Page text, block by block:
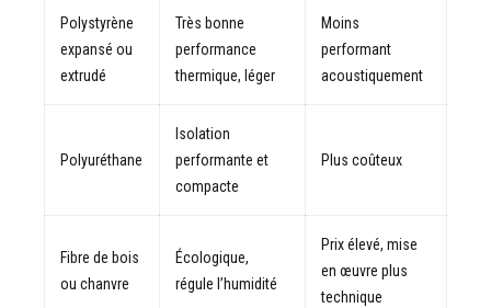
Polystyrène
expansé ou
extrudé
Très bonne
performance
thermique, léger
Moins
performant
acoustiquement
Polyuréthane
Isolation
performante et
compacte
Plus coûteux
Fibre de bois
ou chanvre
Écologique,
régule l’humidité
Prix élevé, mise
en œuvre plus
technique